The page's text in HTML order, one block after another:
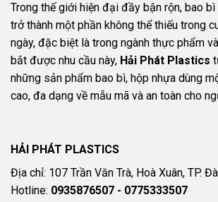
Trong thế giới hiện đại đầy bận rộn, bao
trở thành một phần không thể thiếu trong
ngày, đặc biệt là trong ngành thực phẩm
bắt được nhu cầu này, Hải Phát Plastics
những sản phẩm bao bì, hộp nhựa dùng
cao, đa dạng về mẫu mã và an toàn cho
HẢI PHÁT PLASTICS
Địa chỉ: 107 Trần Văn Trà, Hoà Xuân, TP.
Hotline: 0935876507 - 0775333507